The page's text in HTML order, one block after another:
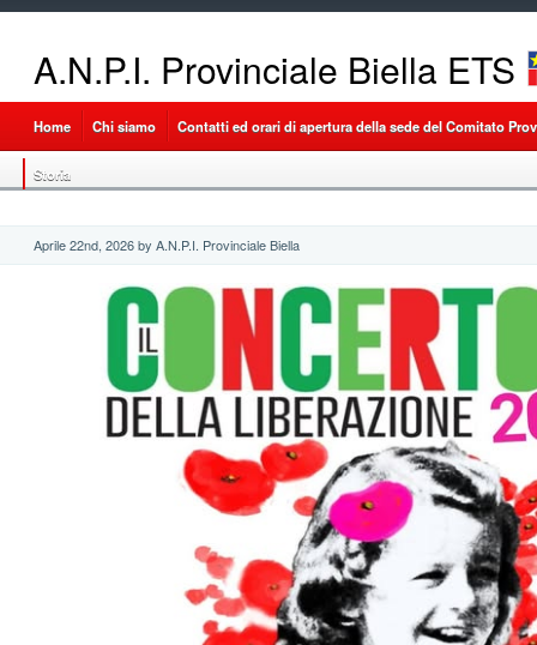
A.N.P.I. Provinciale Biella ETS
Home Chi siamo Contatti ed orari di apertura della sede del Comitato
Storia
Aprile 22nd, 2026 by A.N.P.I. Provinciale Biella